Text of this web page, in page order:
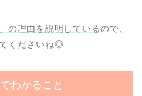
の理由を説明しているので、
くださいね◎
わかること